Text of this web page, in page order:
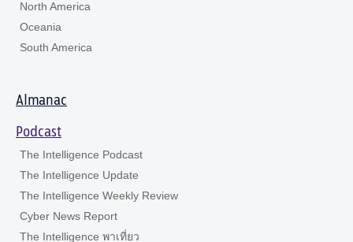
North America
Oceania
South America
Almanac
Podcast
The Intelligence Podcast
The Intelligence Update
The Intelligence Weekly Review
Cyber News Report
The Intelligence พาเที่ยว